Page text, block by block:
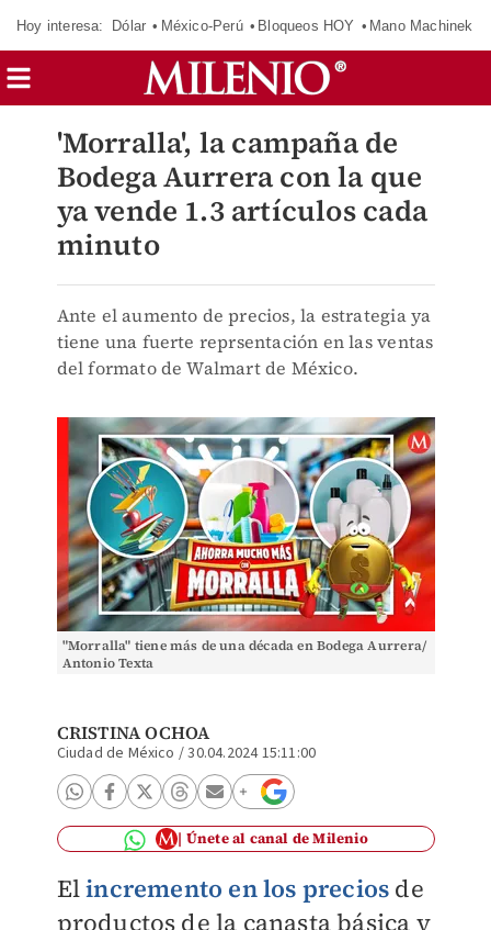
Hoy interesa: Dólar México-Perú Bloqueos HOY Mano Machinek
'Morralla', la campaña de
Bodega Aurrera con la que
ya vende 1.3 artículos cada
minuto
Ante el aumento de precios, la estrategia ya
tiene una fuerte reprsentación en las ventas
del formato de Walmart de México.
"Morralla" tiene más de una década en Bodega Aurrera/
Antonio Texta
CRISTINA OCHOA
Ciudad de México /30.04.2024 15:11:00
Únete al canal de Milenio
Elincremento en los precios de
productos de la canasta básica y